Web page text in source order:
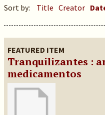
Sort by: Title Creator
FEATURED ITEM
Tranquilizantes :
medicamentos